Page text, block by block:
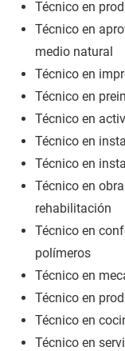
Técnico en
Técnico en
medio natural
Técnico en
Técnico en
Técnico en
Técnico en
Técnico en
Técnico en
rehabilitación
Técnico en
polímeros
Técnico en
Técnico en
Técnico en
Técnico en